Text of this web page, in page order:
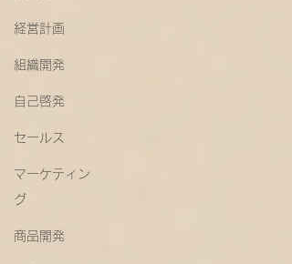
経営計画
組織開発
自己啓発
セールス
マーケティン
グ
商品開発